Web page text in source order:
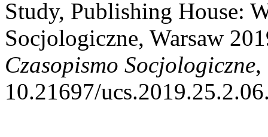
Study, Publishing House:
Socjologiczne, Warsaw
Czasopismo Socjologiczne,
10.21697/